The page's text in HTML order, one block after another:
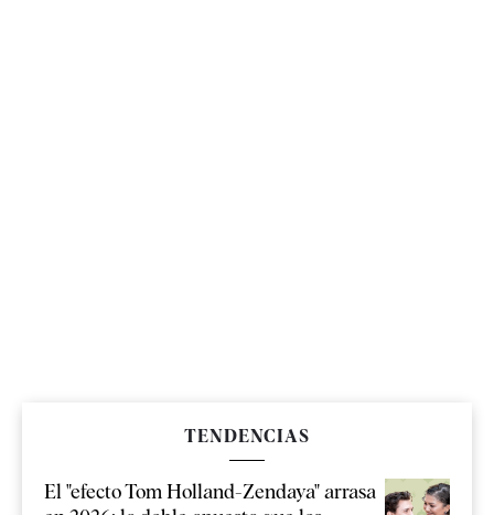
TENDENCIAS
El "efecto Tom Holland-Zendaya" arrasa